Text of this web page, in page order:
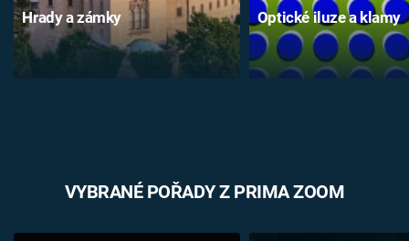
Hrady a zámky Optické iluze a klamy
VYBRANÉ POŘADY Z PRIMA ZOOM